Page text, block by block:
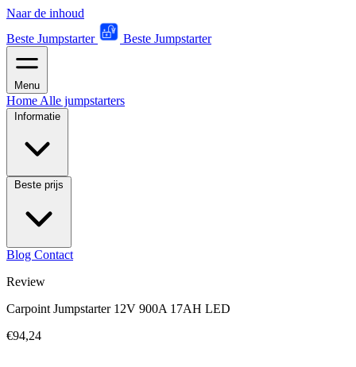
Naar de inhoud
Beste Jumpstarter
Beste Jumpstarter
Menu
Home Alle jumpstarters
Informatie
Beste prijs
Blog Contact
Review
Carpoint Jumpstarter 12V 900A 17AH LED
€94,24